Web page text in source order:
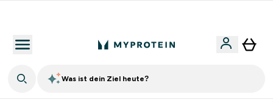
Was ist dein Ziel heute?